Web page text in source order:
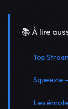
📚 À lire
Top
Squeezie
Les